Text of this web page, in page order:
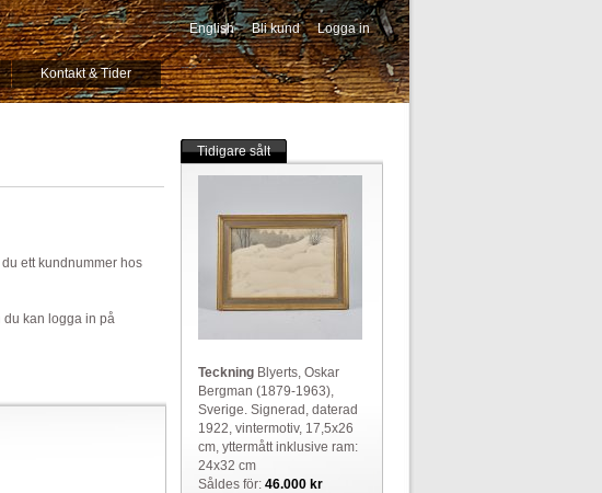
Kontakt & Tider
English Bli kund Logga in
-->
ett kundnummer hos
du kan logga in på
Tidigare sålt
TeckningBlyerts, Oskar
Bergman (1879-1963),
Sverige. Signerad, daterad
1922, vintermotiv, 17,5x26
cm, yttermått inklusive ram:
24x32 cm
Såldes för: 46.000 kr